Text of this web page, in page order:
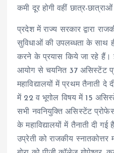
कमी दूर होगी वहीं छात्र-
प्रदेश में राज्य सरकार द्वारा
सुविधाओं की उपलब्धता के साथ
करने के प्रयास किये जा रहे हैं।
आयोग से चयनित 37 असिस्टेंट
महाविद्यालयों में प्रथम तैनाती दे
में 22 व भूगोल विषय में 15
सभी नवनियुक्ति असिस्टेंट
के महाविद्यालयों में तैनाती दी
उप्रेती को राजकीय स्नातकोत्तर